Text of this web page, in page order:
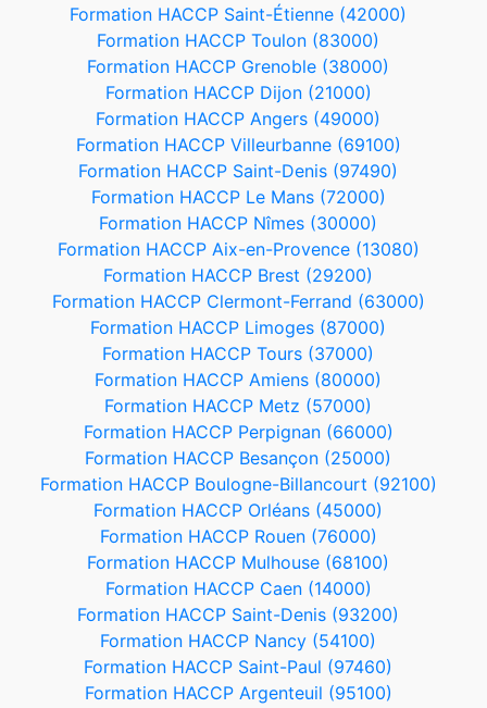
Formation HACCP Saint-Étienne (42000)
Formation HACCP Toulon (83000)
Formation HACCP Grenoble (38000)
Formation HACCP Dijon (21000)
Formation HACCP Angers (49000)
Formation HACCP Villeurbanne (69100)
Formation HACCP Saint-Denis (97490)
Formation HACCP Le Mans (72000)
Formation HACCP Nîmes (30000)
Formation HACCP Aix-en-Provence (13080)
Formation HACCP Brest (29200)
Formation HACCP Clermont-Ferrand (63000)
Formation HACCP Limoges (87000)
Formation HACCP Tours (37000)
Formation HACCP Amiens (80000)
Formation HACCP Metz (57000)
Formation HACCP Perpignan (66000)
Formation HACCP Besançon (25000)
Formation HACCP Boulogne-Billancourt (92100)
Formation HACCP Orléans (45000)
Formation HACCP Rouen (76000)
Formation HACCP Mulhouse (68100)
Formation HACCP Caen (14000)
Formation HACCP Saint-Denis (93200)
Formation HACCP Nancy (54100)
Formation HACCP Saint-Paul (97460)
Formation HACCP Argenteuil (95100)